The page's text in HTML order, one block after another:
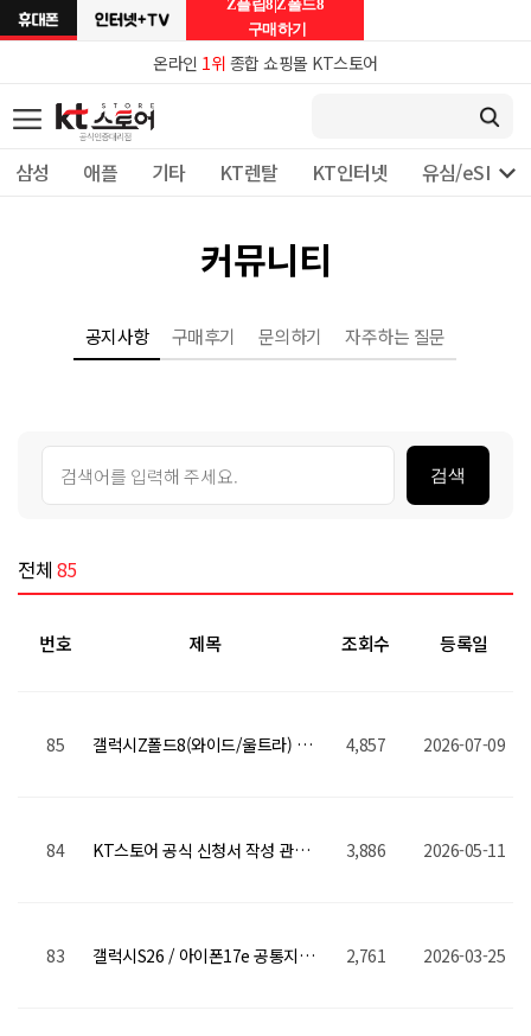
온라인 1위 종합 쇼핑몰 KT스토어
삼성 애플 기타 KT렌탈 KT인터넷 유심/eSIM 개

Z플립8|Z폴드8
구매하기
커뮤니티
공지사항 구매후기 문의하기 자주하는 질문
검색
전체 85
번호 제목 조회수 등록일
85 갤럭시Z폴드8(와이드/울트라) 갤럭시Z플립8 사전예약 공지사항 4,857 2026-07-09
84 KT스토어 공식 신청서 작성 관련 자주 묻는 질문 3,886 2026-05-11
83 갤럭시S26 / 아이폰17e 공통지원금 상향! 2,761 2026-03-25